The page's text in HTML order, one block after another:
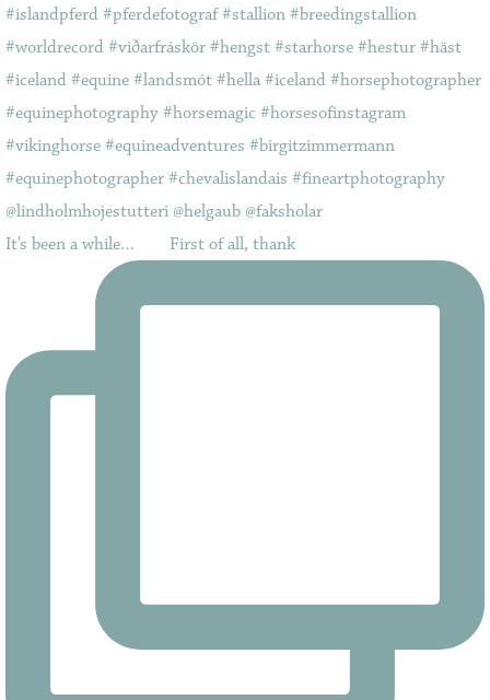
It’s been a while…⠀ ⠀ First of all, thank